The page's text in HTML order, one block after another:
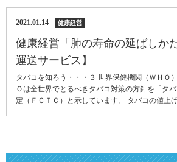
2021.01.14 健康経営
健康経営「肺の寿命の延ばしか
運送サービス】
タバコを知ろう・・・３ 世界保健機関（ＷＨＯ
Ｏは全世界でとるべきタバコ対策の方針を「タ
定（ＦＣＴＣ）と示しています。 タバコの値上